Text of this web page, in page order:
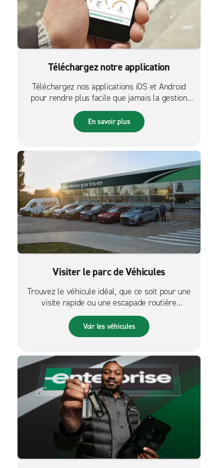
Téléchargez notre application
Téléchargez nos applications iOS et Android
pour rendre plus facile que jamais la gestion
des réservations sur le pouce.
En savoir plus
Visiter le parc de Véhicules
Trouvez le véhicule idéal, que ce soit pour une
visite rapide ou une escapade routière
palpitante.
Voir les véhicules